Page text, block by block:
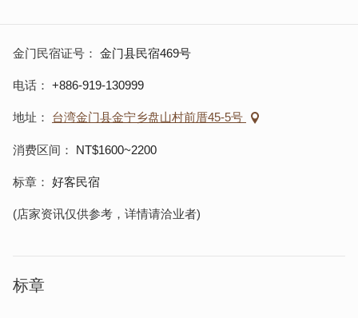
金门民宿证号 金门县民宿469号
电话 +886-919-130999
地址 台湾金门县金宁乡盘山村前厝45-5号
消费区间 NT$1600~2200
标章 好客民宿
(店家资讯仅供参考，详情请洽业者)
标章